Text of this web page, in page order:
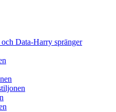
Data-Harry spränger